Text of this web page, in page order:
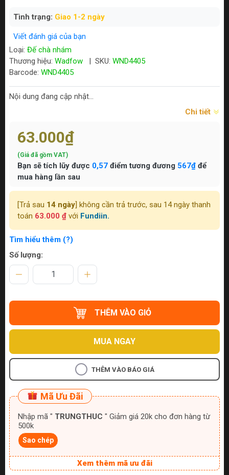
Tình trạng: Giao 1-2 ngày
Viết đánh giá của bạn
Loại: Đế chà nhám
Thương hiệu: Wadfow SKU: WND4405
Barcode: WND4405
Nội dung đang cập nhật...
Chi tiết
63.000₫
(Giá đã gồm VAT)
Bạn sẽ tích lũy được 0,57 điểm tương đương 567₫ để
mua hàng lần sau
[Trả sau 14 ngày ] không cần trả trước, sau 14 ngày thanh
toán 63.000 ₫ với Fundiin.
Tìm hiểu thêm (?)
Số lượng:
THÊM VÀO GIỎ
MUA NGAY
THÊM VÀO BÁO GIÁ
Mã Ưu Đãi
Nhập mã " TRUNGTHUC " Giảm giá 20k cho đơn hàng từ
500k
Sao chép
Xem thêm mã ưu đãi